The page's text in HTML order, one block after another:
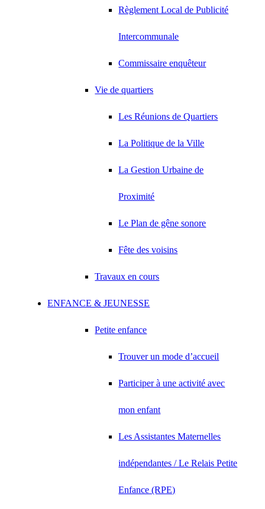
Règlement Local de Publicité
Intercommunale
Commissaire enquêteur
Vie de quartiers
Les Réunions de Quartiers
La Politique de la Ville
La Gestion Urbaine de
Proximité
Le Plan de gêne sonore
Fête des voisins
Travaux en cours
ENFANCE & JEUNESSE
Petite enfance
Trouver un mode d’accueil
Participer à une activité avec
mon enfant
Les Assistantes Maternelles
indépendantes / Le Relais Petite
Enfance (RPE)